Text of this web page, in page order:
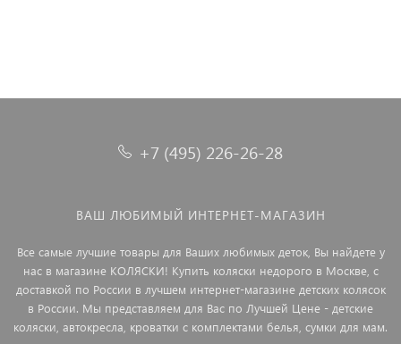
+7 (495) 226-26-28
ВАШ ЛЮБИМЫЙ ИНТЕРНЕТ-МАГАЗИН
Все самые лучшие товары для Ваших любимых деток, Вы найдете у
нас в магазине КОЛЯСКИ! Купить коляски недорого в Москве, с
доставкой по России в лучшем интернет-магазине детских колясок
в России. Мы представляем для Вас по Лучшей Цене - детские
коляски, автокресла, кроватки с комплектами белья, сумки для мам.